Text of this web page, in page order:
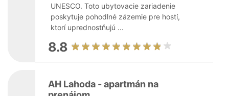
UNESCO. Toto ubytovacie zariadenie
poskytuje pohodlné zázemie pre hostí,
ktorí uprednostňujú ...
8.8
AH Lahoda - apartmán na